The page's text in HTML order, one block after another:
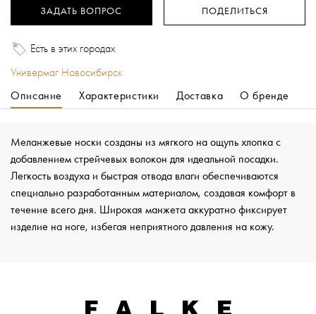
ЗАДАТЬ ВОПРОС ПОДЕЛИТЬСЯ
Есть в этих городах
Универмаг Новосибирск
Описание
Характеристики Доставка О бренде
Меланжевые носки созданы из мягкого на ощупь хлопка с
добавлением стрейчевых волокон для идеальной посадки.
Легкость воздуха и быстрая отвода влаги обеспечиваются
специально разработанным материалом, создавая комфорт в
течение всего дня. Широкая манжета аккуратно фиксирует
изделие на ноге, избегая неприятного давления на кожу.